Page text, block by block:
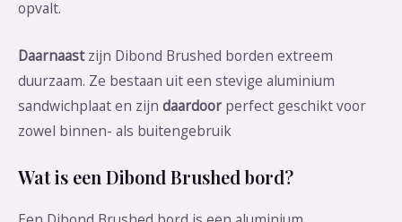
opvalt.
Daarnaastzijn Dibond Brushed borden extreem
duurzaam. Ze bestaan uit een stevige aluminium
sandwichplaat en zijn daardoor perfect geschikt voor
zowel binnen- als buitengebruik
Wat is een Dibond Brushed bord?